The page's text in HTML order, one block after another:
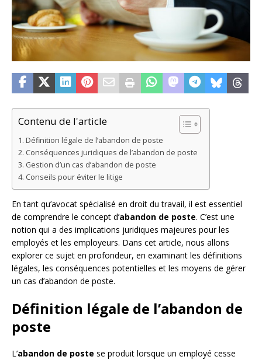
Contenu de l'article
Définition légale de l’abandon de poste
Conséquences juridiques de l’abandon de poste
Gestion d’un cas d’abandon de poste
Conseils pour éviter le litige
En tant qu’avocat spécialisé en droit du travail, il est essentiel
de comprendre le concept d’abandon de poste. C’est une
notion qui a des implications juridiques majeures pour les
employés et les employeurs. Dans cet article, nous allons
explorer ce sujet en profondeur, en examinant les définitions
légales, les conséquences potentielles et les moyens de gérer
un cas d’abandon de poste.
Définition légale de l’abandon de
poste
L’abandon de poste se produit lorsque un employé cesse